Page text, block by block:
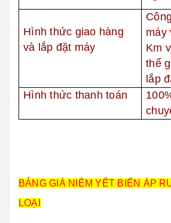
Hình thức giao hàng
và lắp đặt máy
máy
Km
thể
lắp
Hình thức thanh toán
BẢNG GIÁ NIÊM YẾT BIẾN ÁP
LOẠI